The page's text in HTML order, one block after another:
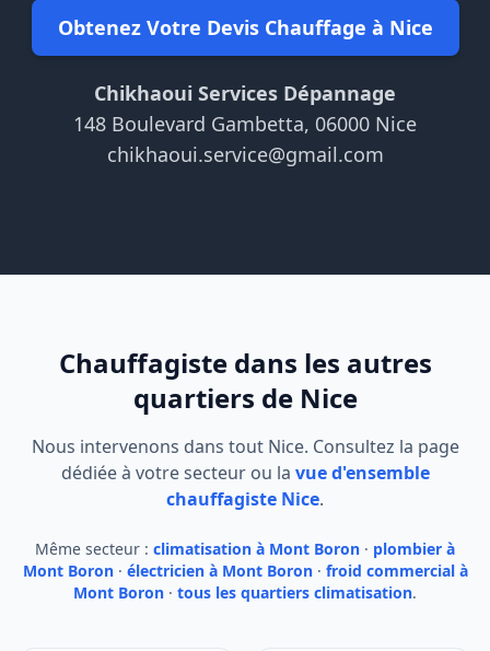
Obtenez Votre Devis Chauffage à Nice
Chikhaoui Services Dépannage
148 Boulevard Gambetta, 06000 Nice
chikhaoui.service@gmail.com
Chauffagiste dans les autres
quartiers de Nice
Nous intervenons dans tout Nice. Consultez la page
dédiée à votre secteur ou la vue d'ensemble
chauffagiste Nice.
Même secteur : climatisation à Mont Boron · plombier à
Mont Boron· électricien à Mont Boron· froid commercial à
Mont Boron · tous les quartiers climatisation.